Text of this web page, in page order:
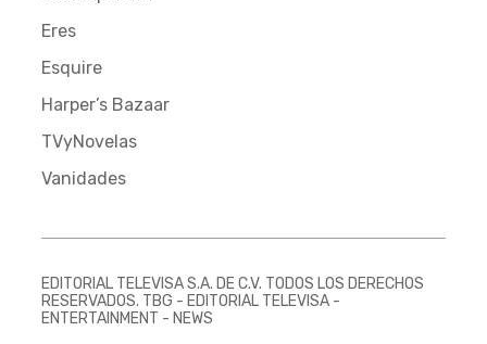
Eres
Esquire
Harper’s Bazaar
TVyNovelas
Vanidades
EDITORIAL TELEVISA S.A. DE C.V. TODOS LOS DERECHOS
RESERVADOS. TBG - EDITORIAL TELEVISA -
ENTERTAINMENT - NEWS